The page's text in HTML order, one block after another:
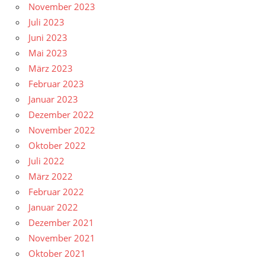
November 2023
Juli 2023
Juni 2023
Mai 2023
März 2023
Februar 2023
Januar 2023
Dezember 2022
November 2022
Oktober 2022
Juli 2022
März 2022
Februar 2022
Januar 2022
Dezember 2021
November 2021
Oktober 2021